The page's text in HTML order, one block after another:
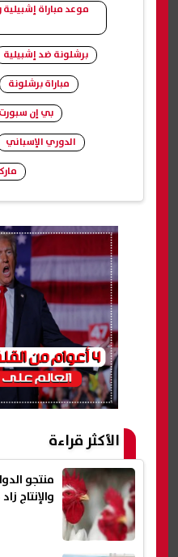
موعد مباراة
برشلونة ضد إشبيلية
مباراة برشلونة
بي إن سبورت
الدوري الإسباني
الأكثر قراءة
والإنتاج زاد 14% خلال عام